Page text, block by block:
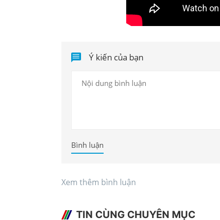
Ý kiến của bạn
Bình luận
Xem thêm bình luận
TIN CÙNG CHUYÊN MỤC